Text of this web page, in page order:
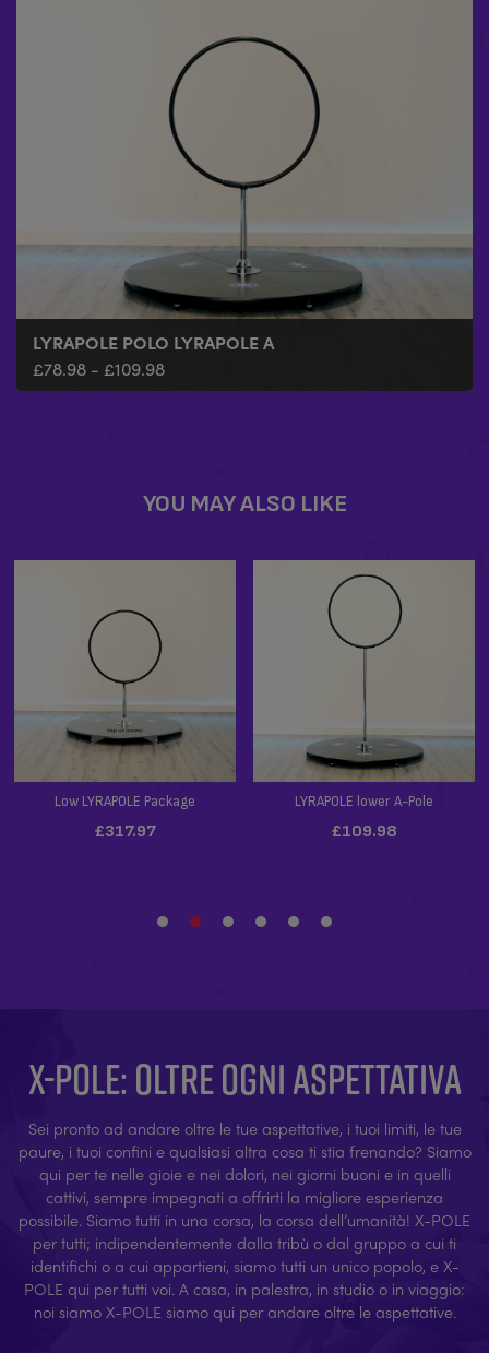
LYRAPOLE POLO LYRAPOLE A
£78.98 - £109.98
X-POLE: OLTRE OGNI ASPETTATIVA
Sei pronto ad andare oltre le tue aspettative, i tuoi limiti, le tue
paure, i tuoi confini e qualsiasi altra cosa ti stia frenando? Siamo
qui per te nelle gioie e nei dolori, nei giorni buoni e in quelli
cattivi, sempre impegnati a offrirti la migliore esperienza
possibile. Siamo tutti in una corsa, la corsa dell’umanità! X-POLE
per tutti; indipendentemente dalla tribù o dal gruppo a cui ti
identifichi o a cui appartieni, siamo tutti un unico popolo, e X-
POLE qui per tutti voi. A casa, in palestra, in studio o in viaggio:
noi siamo X-POLE siamo qui per andare oltre le aspettative.